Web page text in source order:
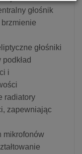
głośnik
głośniki
i
radiatory
zapewniając
mikrofonów